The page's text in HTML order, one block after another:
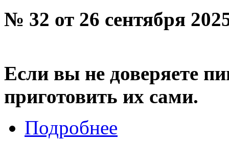
№ 32 от 26 сентября
Если вы не доверяете
приготовить их сами.
Подробнее